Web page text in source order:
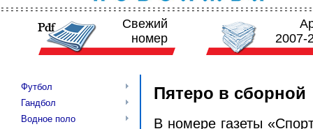
Свежий
номер
2007-
Футбол
Гандбол
Водное поло
Пятеро в сборной
В номере газеты